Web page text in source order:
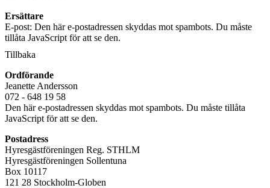
Ersättare
E-post: Den här e-postadressen skyddas mot spambots. Du måste
tillåta JavaScript för att se den.
Tillbaka
Ordförande
Jeanette Andersson
072 - 648 19 58
Den här e-postadressen skyddas mot spambots. Du måste tillåta
JavaScript för att se den.
Postadress
Hyresgästföreningen Reg. STHLM
Hyresgästföreningen Sollentuna
Box 10117
121 28 Stockholm-Globen